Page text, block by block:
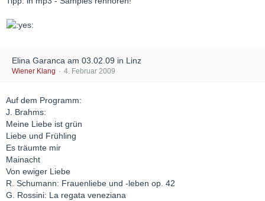
Elina Garanca am 03.02.09 in Linz
Wiener Klang 4. Februar 2009
Auf dem Programm:
J. Brahms:
Meine Liebe ist grün
Liebe und Frühling
Es träumte mir
Mainacht
Von ewiger Liebe
R. Schumann: Frauenliebe und -leben op. 42
G. Rossini: La regata veneziana